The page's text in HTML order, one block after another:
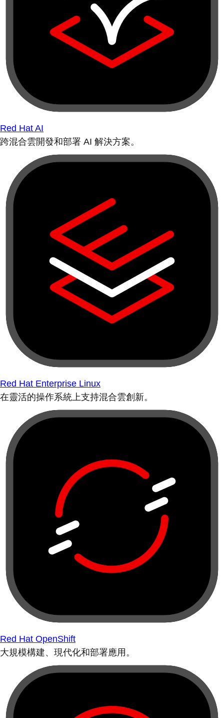
Red Hat AI
跨混合雲開發和部署 AI 解決方案。
Red Hat Enterprise Linux
在靈活的操作系統上支持混合雲創新。
Red Hat OpenShift
大規模構建、現代化和部署應用。